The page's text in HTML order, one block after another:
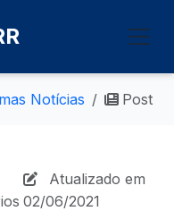
Notícias Post
Atualizado em
02/06/2021